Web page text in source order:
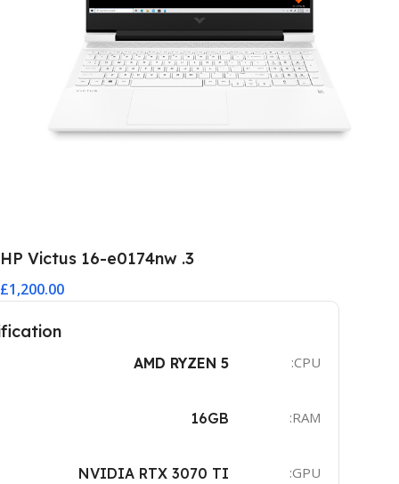
3. HP Victus 16-e0174nw
£1,200.00
CPU:
AMD RYZEN 5
RAM:
16GB
GPU:
NVIDIA RTX 3070 TI